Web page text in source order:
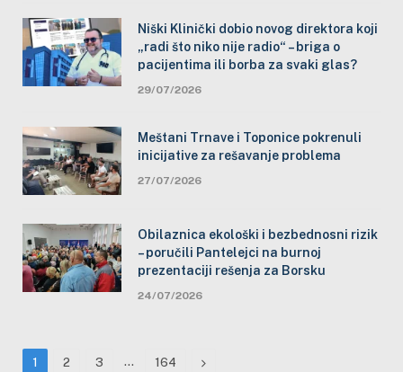
Niški Klinički dobio novog direktora koji
„radi što niko nije radio“ – briga o
pacijentima ili borba za svaki glas?
29/07/2026
Meštani Trnave i Toponice pokrenuli
inicijative za rešavanje problema
27/07/2026
Obilaznica ekološki i bezbednosni rizik
– poručili Pantelejci na burnoj
prezentaciji rešenja za Borsku
24/07/2026
1 2 3 … 164 Next